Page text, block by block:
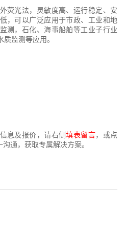
荧光法，灵敏度高、运行稳定、安
，可以广泛应用于市政、工业和地
测，石化、海事船舶等工业子行业
监测等应用。
息及报价，请右侧填表留言，或点
通，获取专属解决方案。